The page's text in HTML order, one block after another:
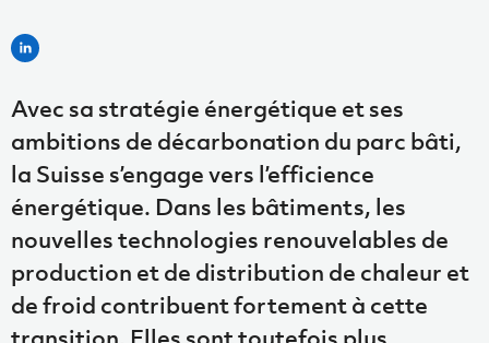
Avec sa stratégie énergétique et ses
ambitions de décarbonation du parc bâti,
la Suisse s’engage vers l’efficience
énergétique. Dans les bâtiments, les
nouvelles technologies renouvelables de
production et de distribution de chaleur et
de froid contribuent fortement à cette